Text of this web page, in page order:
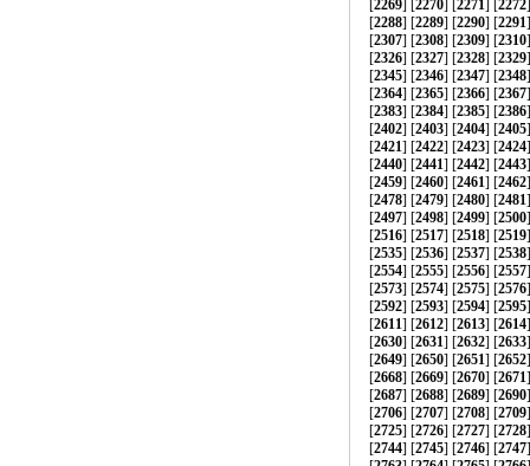
[2269] [2270] [2271] [2272
[2288] [2289] [2290] [2291
[2307] [2308] [2309] [2310
[2326] [2327] [2328] [2329
[2345] [2346] [2347] [2348
[2364] [2365] [2366] [2367
[2383] [2384] [2385] [2386
[2402] [2403] [2404] [2405
[2421] [2422] [2423] [2424
[2440] [2441] [2442] [2443
[2459] [2460] [2461] [2462
[2478] [2479] [2480] [2481
[2497] [2498] [2499] [2500
[2516] [2517] [2518] [2519
[2535] [2536] [2537] [2538
[2554] [2555] [2556] [2557
[2573] [2574] [2575] [2576
[2592] [2593] [2594] [2595
[2611] [2612] [2613] [2614
[2630] [2631] [2632] [2633
[2649] [2650] [2651] [2652
[2668] [2669] [2670] [2671
[2687] [2688] [2689] [2690
[2706] [2707] [2708] [2709
[2725] [2726] [2727] [2728
[2744] [2745] [2746] [2747